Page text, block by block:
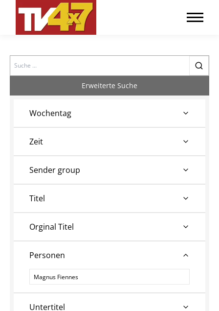
Search
Erweiterte Suche
Wochentag
Zeit
Sender group
Titel
Orginal Titel
Personen
Personen
Untertitel